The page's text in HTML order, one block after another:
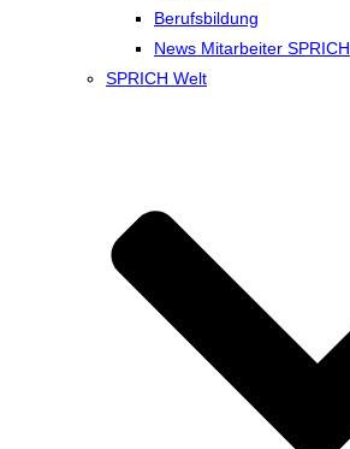
Berufsbildung
News Mitarbeiter SPRICH
SPRICH Welt